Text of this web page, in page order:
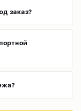
заказ?